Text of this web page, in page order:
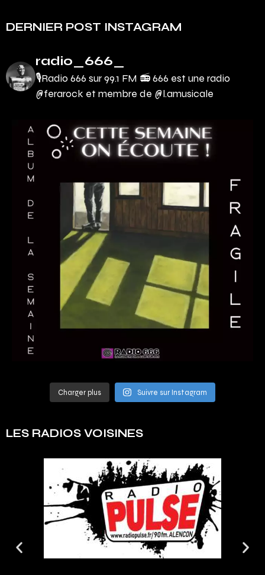
DERNIER POST INSTAGRAM
radio_666_
🎙Radio 666 sur 99.1 FM 📻666 est une radio
@ferarock et membre de @l.amusicale
Charger plus Suivre sur Instagram
LES RADIOS VOISINES